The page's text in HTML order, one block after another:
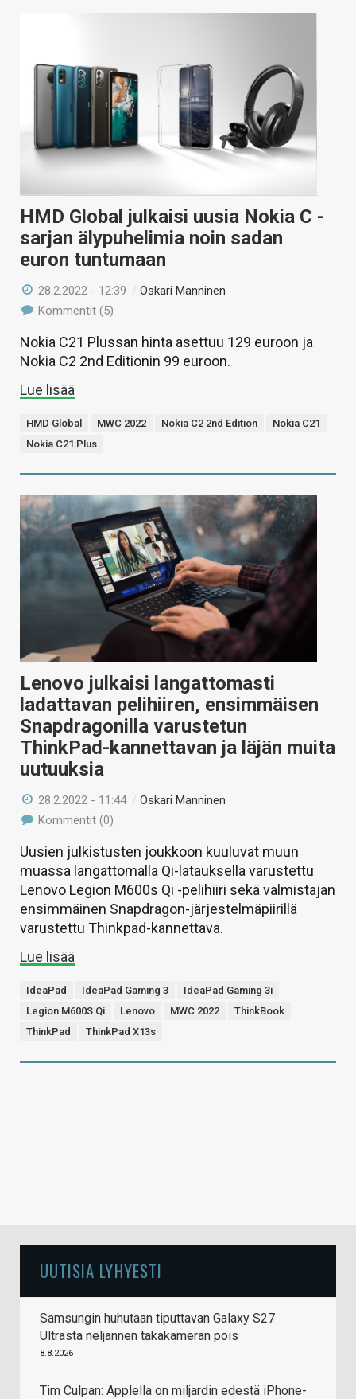
HMD Global julkaisi uusia Nokia C -
sarjan älypuhelimia noin sadan
euron tuntumaan
28.2.2022 - 12:39 /Oskari Manninen
Kommentit (5)
Nokia C21 Plussan hinta asettuu 129 euroon ja
Nokia C2 2nd Editionin 99 euroon.
Lue lisää
HMD Global MWC 2022 Nokia C2 2nd Edition
Nokia C21
Nokia C21 Plus
Lenovo julkaisi langattomasti
ladattavan pelihiiren, ensimmäisen
Snapdragonilla varustetun
ThinkPad-kannettavan ja läjän muita
uutuuksia
28.2.2022 - 11:44 /Oskari Manninen
Kommentit (0)
Uusien julkistusten joukkoon kuuluvat muun
muassa langattomalla Qi-latauksella varustettu
Lenovo Legion M600s Qi -pelihiiri sekä valmistajan
ensimmäinen Snapdragon-järjestelmäpiirillä
varustettu Thinkpad-kannettava.
Lue lisää
IdeaPad IdeaPad Gaming 3
IdeaPad Gaming 3i
Legion M600S Qi
Lenovo MWC 2022
ThinkBook
ThinkPad
ThinkPad X13s
UUTISIA LYHYESTI
Samsungin huhutaan tiputtavan Galaxy S27
Ultrasta neljännen takakameran pois
8.8.2026
Tim Culpan: Applella on miljardin edestä iPhone-